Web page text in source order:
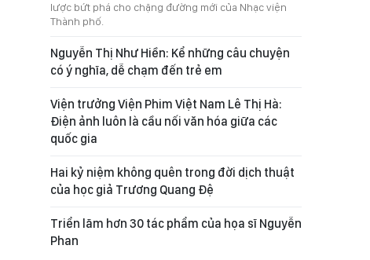
lược bứt phá cho chặng đường mới của Nhạc viện
Thành phố.
Nguyễn Thị Như Hiền: Kể những câu chuyện
có ý nghĩa, dễ chạm đến trẻ em
Viện trưởng Viện Phim Việt Nam Lê Thị Hà:
Điện ảnh luôn là cầu nối văn hóa giữa các
quốc gia
Hai kỷ niệm không quên trong đời dịch thuật
của học giả Trương Quang Đệ
Triển lãm hơn 30 tác phẩm của họa sĩ Nguyễn
Phan